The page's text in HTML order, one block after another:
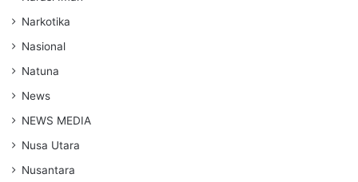
Narkotika
Nasional
Natuna
News
NEWS MEDIA
Nusa Utara
Nusantara